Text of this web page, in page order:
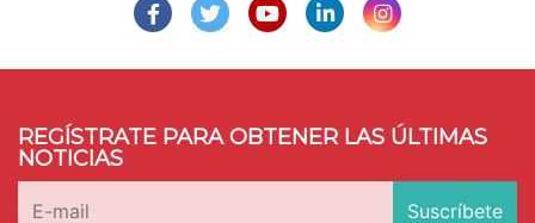
REGÍSTRATE PARA OBTENER LAS ÚLTIMAS
NOTICIAS